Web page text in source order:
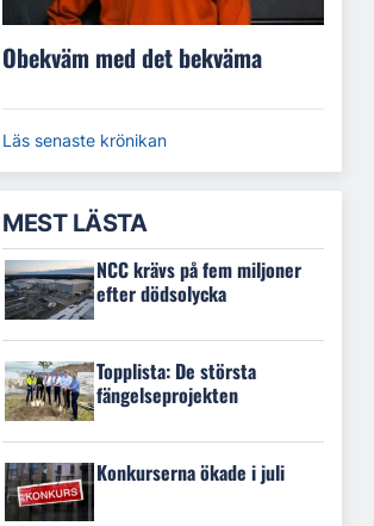
Obekväm med det bekväma
Läs senaste krönikan
MEST LÄSTA
NCC krävs på fem miljoner
efter dödsolycka
Topplista: De största
fängelseprojekten
Konkurserna ökade i juli